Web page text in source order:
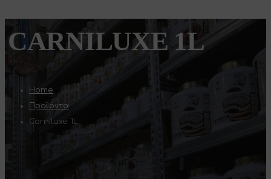
CARNILUXE 1L
Home
Προϊόντα
Carniluxe 1L